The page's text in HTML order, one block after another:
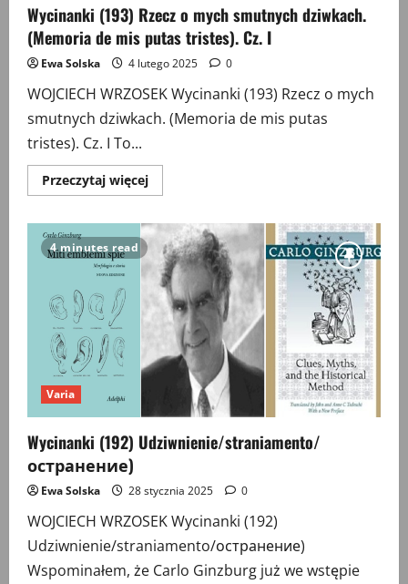
Wycinanki (193) Rzecz o mych smutnych dziwkach.
(Memoria de mis putas tristes). Cz. I
Ewa Solska 4 lutego 2025 0
WOJCIECH WRZOSEK Wycinanki (193) Rzecz o mych
smutnych dziwkach. (Memoria de mis putas
tristes). Cz. I To...
Przeczytaj więcejPrzeczytaj
więcej
(193)
Rzecz
mych
smutnych
dziwkach.
(Memoria
de
putas
tristes).
Cz.
4 minutes read
Varia
Wycinanki (192) Udziwnienie/straniamento/
остранение)
Ewa Solska 28 stycznia 2025 0
WOJCIECH WRZOSEK Wycinanki (192)
Udziwnienie/straniamento/остранение)
Wspominałem, że Carlo Ginzburg już we wstępie